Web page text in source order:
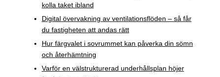
kolla taket ibland
Digital övervakning av ventilationsflöden – så får
du fastigheten att andas rätt
Hur färgvalet i sovrummet kan påverka din sömn
och återhämtning
Varför en välstrukturerad underhållsplan höjer